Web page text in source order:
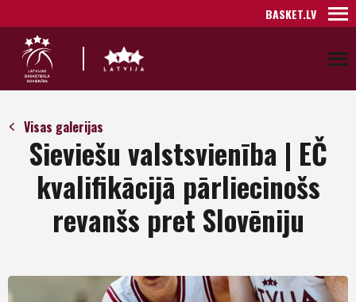
BASKET.LV
Visas galerijas
Sieviešu valstsvienība | EČ
kvalifikācijā pārliecinošs
revanšs pret Slovēniju